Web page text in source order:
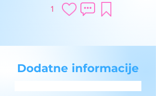
1
Dodatne informacije